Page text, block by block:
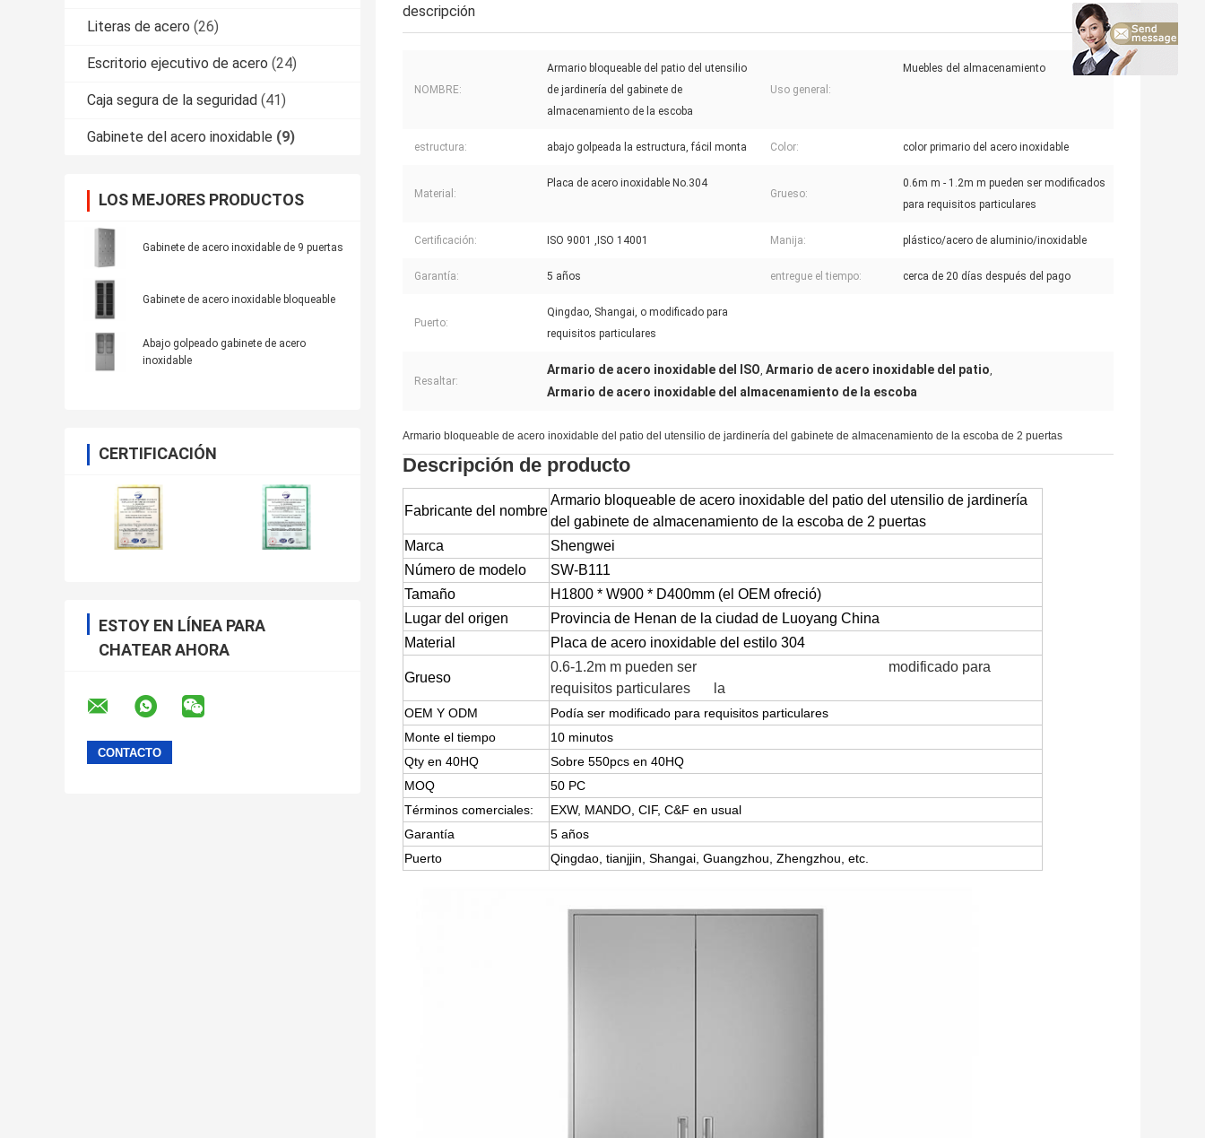
Literas de acero (26)
Escritorio ejecutivo de acero (24)
Caja segura de la seguridad (41)
Gabinete del acero inoxidable (9)
LOS MEJORES PRODUCTOS
Gabinete de acero inoxidable de 9 puertas
Gabinete de acero inoxidable bloqueable
Abajo golpeado gabinete de acero
inoxidable
CERTIFICACIÓN
ESTOY EN LÍNEA PARA
CHATEAR AHORA
descripción
NOMBRE:
Armario bloqueable del patio del utensilio
de jardinería del gabinete de
almacenamiento de la escoba
Uso general:
Muebles del almacenamiento
estructura: abajo golpeada la estructura, fácil monta Color: color primario del acero inoxidable
Material:
Placa de acero inoxidable No.304
Grueso:
0.6m m - 1.2m m pueden ser modificados
para requisitos particulares
Certificación: ISO 9001 ,ISO 14001 Manija: plástico/acero de aluminio/inoxidable
Garantía: 5 años entregue el tiempo: cerca de 20 días después del pago
Puerto:
Qingdao, Shangai, o modificado para
requisitos particulares
Resaltar:
Armario de acero inoxidable del ISO, Armario de acero inoxidable del patio,
Armario de acero inoxidable del almacenamiento de la escoba
Armario bloqueable de acero inoxidable del patio del utensilio de jardinería del gabinete de almacenamiento de la escoba de 2 puertas
Descripción de producto
Fabricante del nombre
Armario bloqueable de acero inoxidable del patio del utensilio de jardinería
del gabinete de almacenamiento de la escoba de 2 puertas
Marca
Shengwei
Número de modelo
SW-B111
Tamaño
H1800 * W900 * D400mm (el OEM ofreció)
Lugar del origen
Provincia de Henan de la ciudad de Luoyang China
Material
Placa de acero inoxidable del estilo 304
Grueso
0.6-1.2m m pueden ser
modificado para
requisitos particulares
la
OEM Y ODM
Podía ser modificado para requisitos particulares
Monte el tiempo
10 minutos
Qty en 40HQ
Sobre 550pcs en 40HQ
MOQ
50 PC
Términos comerciales:
EXW, MANDO, CIF, C&F en usual
Garantía
5 años
Puerto
Qingdao, tianjjin, Shangai, Guangzhou, Zhengzhou, etc.